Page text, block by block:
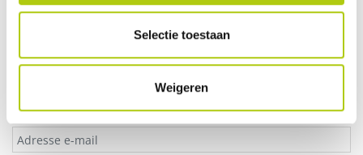
Selectie toestaan
Weigeren
M. Mme Mlle
Adresse e-mail